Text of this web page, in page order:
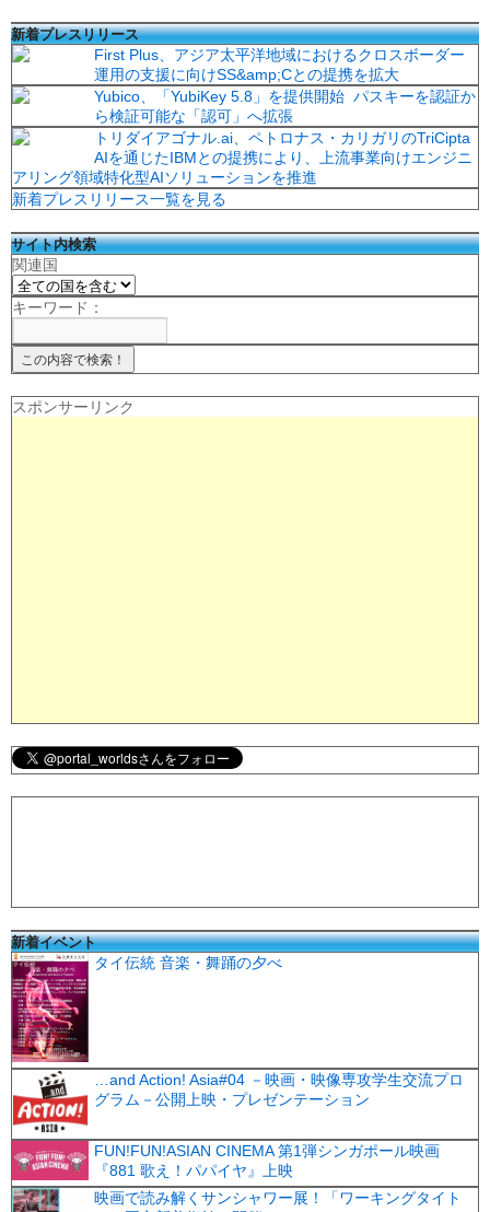
新着プレスリリース
First Plus、アジア太平洋地域におけるクロスボーダー
運用の支援に向けSS&amp;Cとの提携を拡大
Yubico、「YubiKey 5.8」を提供開始 パスキーを認証か
ら検証可能な「認可」へ拡張
トリダイアゴナル.ai、ペトロナス・カリガリのTriCipta
AIを通じたIBMとの提携により、上流事業向けエンジニ
アリング領域特化型AIソリューションを推進
新着プレスリリース一覧を見る
サイト内検索
関連国
キーワード：
スポンサーリンク
新着イベント
タイ伝統 音楽・舞踊の夕べ
…and Action! Asia#04 －映画・映像専攻学生交流プロ
グラム－公開上映・プレゼンテーション
FUN!FUN!ASIAN CINEMA 第1弾シンガポール映画
『881 歌え！パパイヤ』上映
映画で読み解くサンシャワー展！「ワーキングタイト